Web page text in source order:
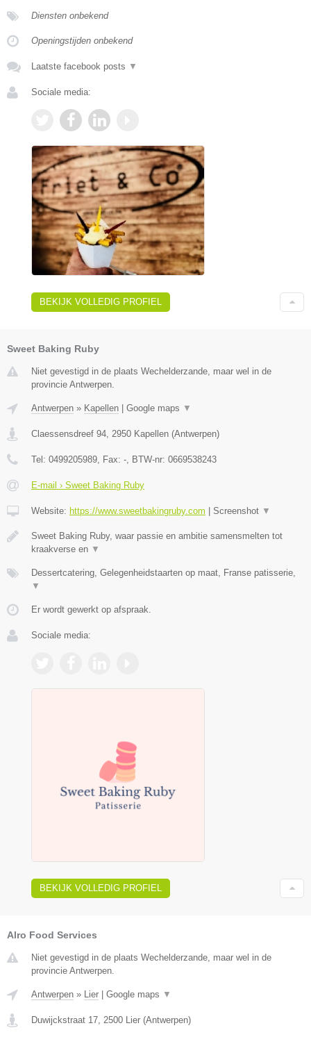
Diensten onbekend
Openingstijden onbekend
Laatste facebook posts ▼
Sociale media:
BEKIJK VOLLEDIG PROFIEL
Sweet Baking Ruby
Niet gevestigd in de plaats Wechelderzande, maar wel in de
provincie Antwerpen.
Antwerpen » Kapellen Google maps ▼
Claessensdreef 94 2950 Kapellen (Antwerpen)
Tel: 0499205989 , Fax: - , BTW-nr: 0669538243
E-mail › Sweet Baking Ruby
Website: https://www.sweetbakingruby.com Screenshot ▼
Sweet Baking Ruby, waar passie en ambitie samensmelten tot
kraakverse en ▼
Dessertcatering, Gelegenheidstaarten op maat, Franse patisserie,
▼
Er wordt gewerkt op afspraak.
Sociale media:
BEKIJK VOLLEDIG PROFIEL
Alro Food Services
Niet gevestigd in de plaats Wechelderzande, maar wel in de
provincie Antwerpen.
Antwerpen » Lier Google maps ▼
Duwijckstraat 17 2500 Lier (Antwerpen)